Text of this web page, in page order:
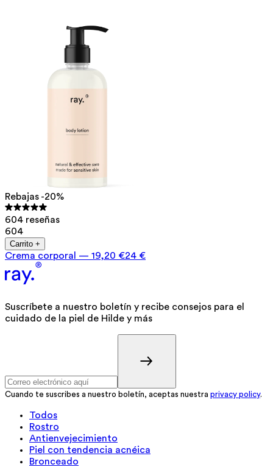
Rebajas -20%
604 reseñas
604
Carrito +
Crema corporal — 19,20 €24 €
Suscríbete a nuestro boletín y recibe consejos para el
cuidado de la piel de Hilde y más
Cuando te suscribes a nuestro boletín, aceptas nuestra privacy policy.
Todos
Rostro
Antienvejecimiento
Piel con tendencia acnéica
Bronceado